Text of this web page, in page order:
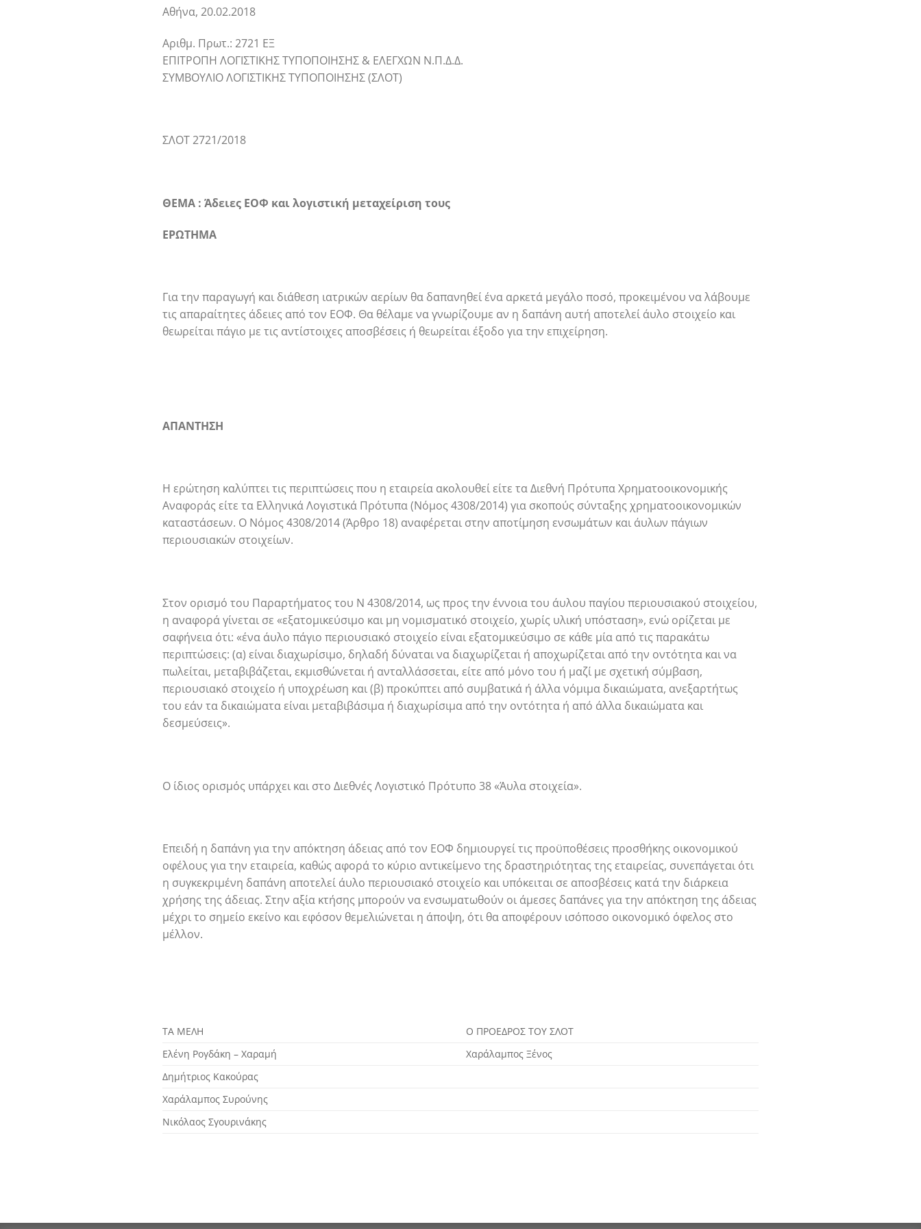
Αθήνα, 20.02.2018
Αριθμ. Πρωτ.: 2721 ΕΞ
ΕΠΙΤΡΟΠΗ ΛΟΓΙΣΤΙΚΗΣ ΤΥΠΟΠΟΙΗΣΗΣ & ΕΛΕΓΧΩΝ Ν.Π.Δ.Δ.
ΣΥΜΒΟΥΛΙΟ ΛΟΓΙΣΤΙΚΗΣ ΤΥΠΟΠΟΙΗΣΗΣ (ΣΛΟΤ)
ΣΛΟΤ 2721/2018
ΘΕΜΑ : Άδειες ΕΟΦ και λογιστική μεταχείριση τους
ΕΡΩΤΗΜΑ
Για την παραγωγή και διάθεση ιατρικών αερίων θα δαπανηθεί ένα αρκετά μεγάλο ποσό, προκειμένου να λάβουμε
τις απαραίτητες άδειες από τον ΕΟΦ. Θα θέλαμε να γνωρίζουμε αν η δαπάνη αυτή αποτελεί άυλο στοιχείο και
θεωρείται πάγιο με τις αντίστοιχες αποσβέσεις ή θεωρείται έξοδο για την επιχείρηση.
ΑΠΑΝΤΗΣΗ
Η ερώτηση καλύπτει τις περιπτώσεις που η εταιρεία ακολουθεί είτε τα Διεθνή Πρότυπα Χρηματοοικονομικής
Αναφοράς είτε τα Ελληνικά Λογιστικά Πρότυπα (Νόμος 4308/2014) για σκοπούς σύνταξης χρηματοοικονομικών
καταστάσεων. Ο Νόμος 4308/2014 (Άρθρο 18) αναφέρεται στην αποτίμηση ενσωμάτων και άυλων πάγιων
περιουσιακών στοιχείων.
Στον ορισμό του Παραρτήματος του Ν 4308/2014, ως προς την έννοια του άυλου παγίου περιουσιακού στοιχείου,
η αναφορά γίνεται σε «εξατομικεύσιμο και μη νομισματικό στοιχείο, χωρίς υλική υπόσταση», ενώ ορίζεται με
σαφήνεια ότι: «ένα άυλο πάγιο περιουσιακό στοιχείο είναι εξατομικεύσιμο σε κάθε μία από τις παρακάτω
περιπτώσεις: (α) είναι διαχωρίσιμο, δηλαδή δύναται να διαχωρίζεται ή αποχωρίζεται από την οντότητα και να
πωλείται, μεταβιβάζεται, εκμισθώνεται ή ανταλλάσσεται, είτε από μόνο του ή μαζί με σχετική σύμβαση,
περιουσιακό στοιχείο ή υποχρέωση και (β) προκύπτει από συμβατικά ή άλλα νόμιμα δικαιώματα, ανεξαρτήτως
του εάν τα δικαιώματα είναι μεταβιβάσιμα ή διαχωρίσιμα από την οντότητα ή από άλλα δικαιώματα και
δεσμεύσεις».
Ο ίδιος ορισμός υπάρχει και στο Διεθνές Λογιστικό Πρότυπο 38 «Άυλα στοιχεία».
Επειδή η δαπάνη για την απόκτηση άδειας από τον ΕΟΦ δημιουργεί τις προϋποθέσεις προσθήκης οικονομικού
οφέλους για την εταιρεία, καθώς αφορά το κύριο αντικείμενο της δραστηριότητας της εταιρείας, συνεπάγεται ότι
η συγκεκριμένη δαπάνη αποτελεί άυλο περιουσιακό στοιχείο και υπόκειται σε αποσβέσεις κατά την διάρκεια
χρήσης της άδειας. Στην αξία κτήσης μπορούν να ενσωματωθούν οι άμεσες δαπάνες για την απόκτηση της άδειας
μέχρι το σημείο εκείνο και εφόσον θεμελιώνεται η άποψη, ότι θα αποφέρουν ισόποσο οικονομικό όφελος στο
μέλλον.
ΤΑ ΜΕΛΗ
Ο ΠΡΟΕΔΡΟΣ ΤΟΥ ΣΛΟΤ
Ελένη Ρογδάκη – Χαραμή
Χαράλαμπος Ξένος
Δημήτριος Κακούρας
Χαράλαμπος Συρούνης
Νικόλαος Σγουρινάκης